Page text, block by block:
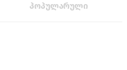
პოპულარული